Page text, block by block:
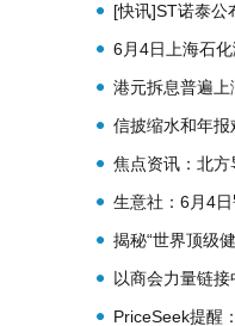
东应占溢利
[快讯]ST诺泰公
6月4日上海石
纤维，央企改革
港元拆息普遍
评
信披缩水和年报
焦点资讯：北方
已经连续多年
生意社：6月4
行 热门看点
揭秘“世界顶级
启喝水养生新时
以商会力量链
动全球企业共赢
PriceSeek提醒